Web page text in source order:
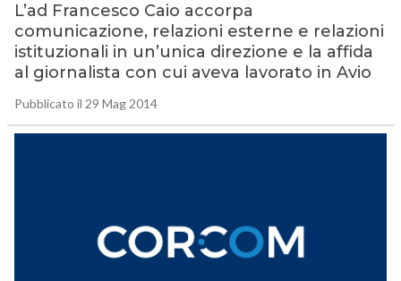
L’ad Francesco Caio accorpa
comunicazione, relazioni esterne e relazioni
istituzionali in un’unica direzione e la affida
al giornalista con cui aveva lavorato in Avio
Pubblicato il 29 Mag 2014